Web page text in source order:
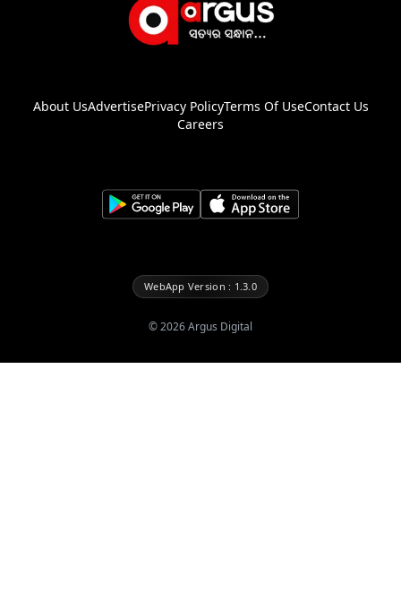
About UsAdvertisePrivacy PolicyTerms Of UseContact Us
Careers
WebApp Version : 1.3.0
©2026Argus Digital